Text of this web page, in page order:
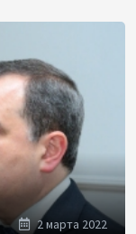
2 марта 2022